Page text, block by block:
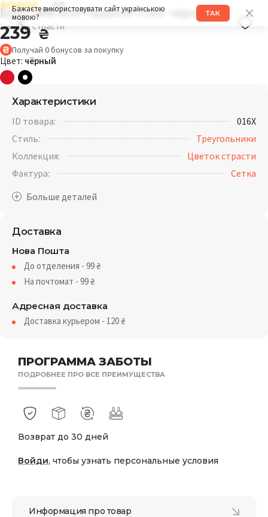
Бажаєте використовувати сайт українською
мовою?
ТАК
4.9
Бра с мягкой чашкой 016X чёрный
Цветок страсти
239₴
Получай 0бонусов за покупку
Цвет: чёрный
ПРОГРАММА ЗАБОТЫ
ПОДРОБНЕЕ ПРО ВСЕ ПРЕИМУЩЕСТВА
Возврат до 30 дней
Войди, чтобы узнать персональные условия
Характеристики
ID товара:
016X
Стиль:
Треугольники
Коллекция:
Цветок страсти
Фактура:
Cетка
Доставка
Нова Пошта
До отделения - 99₴
На почтомат - 99₴
Адресная доставка
Доставка курьером - 120₴
Информация про товар